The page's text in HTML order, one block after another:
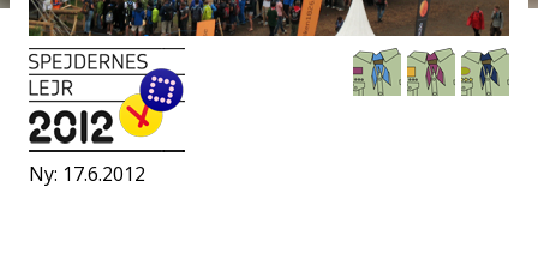
Ny: 17.6.2012